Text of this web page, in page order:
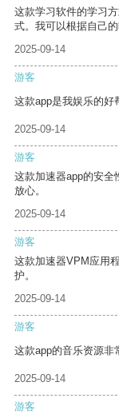
这款学习软件的学习
式。我可以根据自己的
2025-09-14
游客
这款app是我娱乐的好
2025-09-14
游客
这款加速器app的安全
放心。
2025-09-14
游客
这款加速器VPM应用
护。
2025-09-14
游客
这款app的音乐资源非
2025-09-14
游客